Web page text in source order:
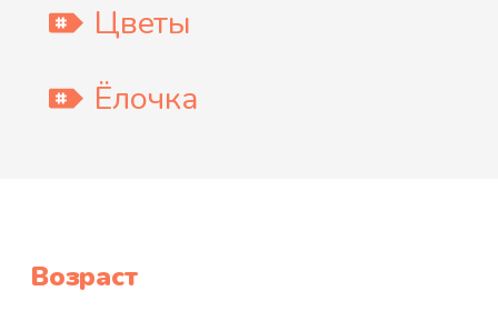
Цветы
Ёлочка
Возраст